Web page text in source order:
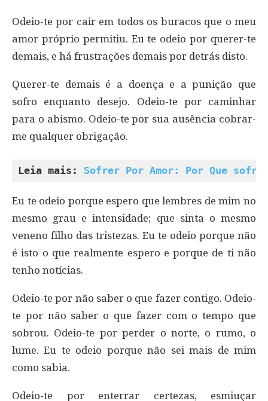
Odeio-te por cair em todos os buracos que o meu
amor próprio permitiu. Eu te odeio por querer-te
demais, e há frustrações demais por detrás disto.
Querer-te demais é a doença e a punição que
sofro enquanto desejo. Odeio-te por caminhar
para o abismo. Odeio-te por sua ausência cobrar-
me qualquer obrigação.
Leia mais: Sofrer Por Amor: Por Que
Eu te odeio porque espero que lembres de mim no
mesmo grau e intensidade; que sinta o mesmo
veneno filho das tristezas. Eu te odeio porque não
é isto o que realmente espero e porque de ti não
tenho notícias.
Odeio-te por não saber o que fazer contigo. Odeio-
te por não saber o que fazer com o tempo que
sobrou. Odeio-te por perder o norte, o rumo, o
lume. Eu te odeio porque não sei mais de mim
como sabia.
Odeio-te por enterrar certezas, esmiuçar